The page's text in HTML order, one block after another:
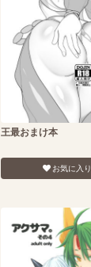
王最おまけ本
お気に入り